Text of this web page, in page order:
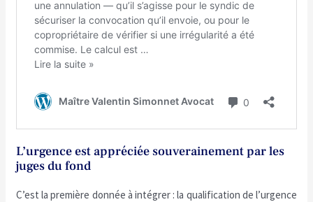
L’urgence est appréciée souverainement par les
juges du fond
C’est la première donnée à intégrer : la qualification de l’urgence